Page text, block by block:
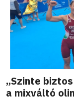
„Szinte
a mixváltó